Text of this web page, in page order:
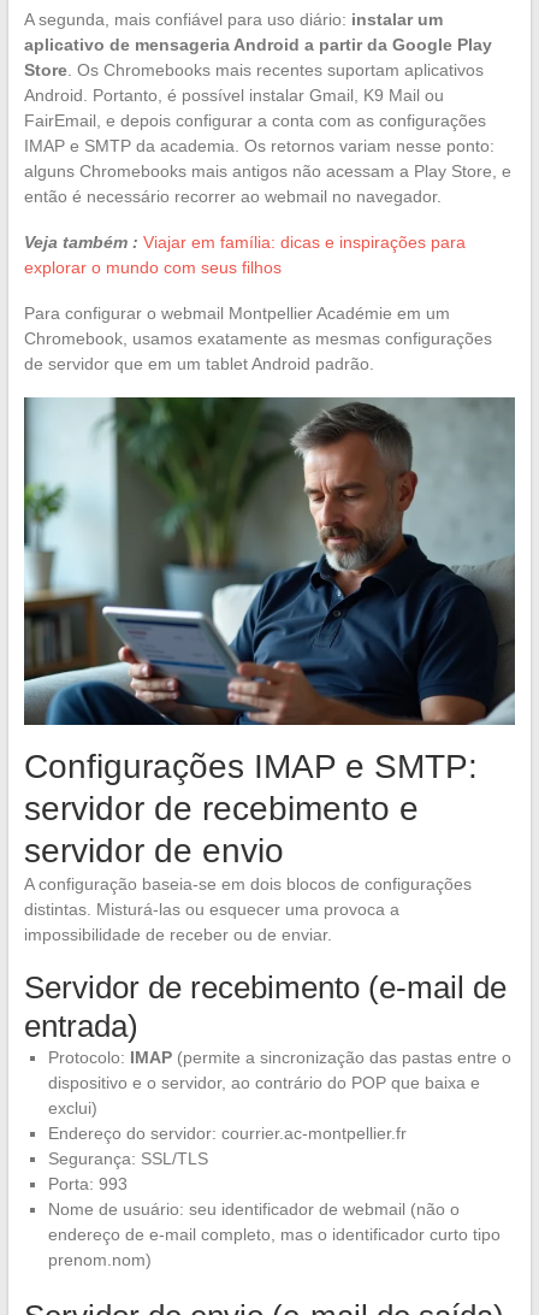
A segunda, mais confiável para uso diário: instalar um
aplicativo de mensageria Android a partir da Google Play
Store. Os Chromebooks mais recentes suportam aplicativos
Android. Portanto, é possível instalar Gmail, K9 Mail ou
FairEmail, e depois configurar a conta com as configurações
IMAP e SMTP da academia. Os retornos variam nesse ponto:
alguns Chromebooks mais antigos não acessam a Play Store, e
então é necessário recorrer ao webmail no navegador.
Veja também : Viajar em família: dicas e inspirações para
explorar o mundo com seus filhos
Para configurar o webmail Montpellier Académie em um
Chromebook, usamos exatamente as mesmas configurações
de servidor que em um tablet Android padrão.
Configurações IMAP e SMTP:
servidor de recebimento e
servidor de envio
A configuração baseia-se em dois blocos de configurações
distintas. Misturá-las ou esquecer uma provoca a
impossibilidade de receber ou de enviar.
Servidor de recebimento (e-mail de
entrada)
Protocolo: IMAP(permite a sincronização das pastas entre o
dispositivo e o servidor, ao contrário do POP que baixa e
exclui)
Endereço do servidor: courrier.ac-montpellier.fr
Segurança: SSL/TLS
Porta: 993
Nome de usuário: seu identificador de webmail (não o
endereço de e-mail completo, mas o identificador curto tipo
prenom.nom)